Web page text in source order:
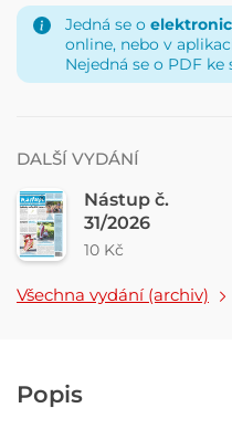
Jedná se o
online, nebo v
Nejedná se o PDF ke
DALŠÍ VYDÁNÍ
Nástup č.
31/2026
10 Kč
Všechna vydání (archiv)
Popis